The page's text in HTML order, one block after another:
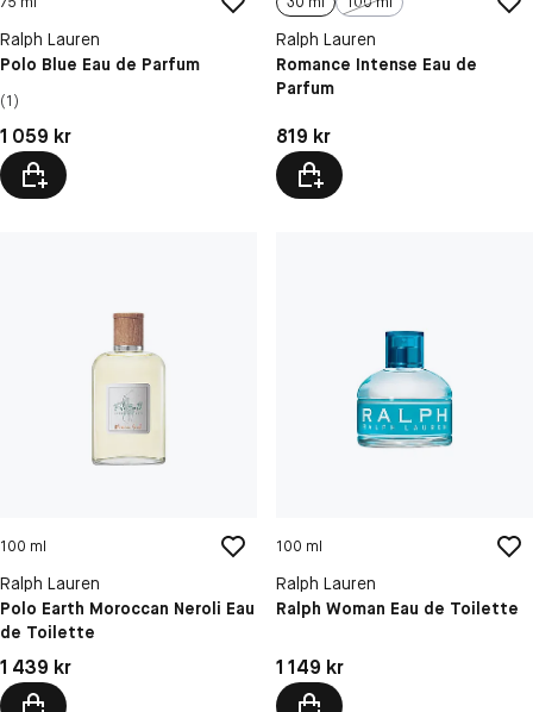
Ralph Lauren
Polo Blue Eau de Parfum
(1)
Pris: 1 059 kr
1 059 kr
Ralph Lauren
Romance Intense Eau de
Parfum
Pris: 819 kr
819 kr
100 ml
Ralph Lauren
Polo Earth Moroccan Neroli Eau
de Toilette
Pris: 1 439 kr
1 439 kr
100 ml
Ralph Lauren
Ralph Woman Eau de Toilette
Pris: 1 149 kr
1 149 kr